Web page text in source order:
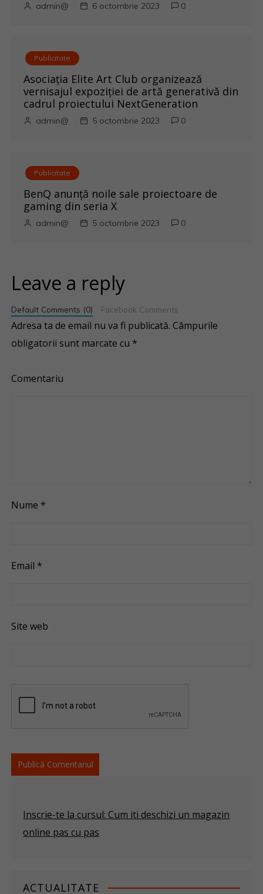
admin@ 6 octombrie 2023 0
Publicitate
Asociația Elite Art Club organizează
vernisajul expoziției de artă generativă din
cadrul proiectului NextGeneration
admin@ 5 octombrie 2023 0
Publicitate
BenQ anunţă noile sale proiectoare de
gaming din seria X
admin@ 5 octombrie 2023 0
Leave a reply
Default Comments (0) Facebook Comments
Adresa ta de email nu va fi publicată. Câmpurile
obligatorii sunt marcate cu *
Comentariu
Nume *
Email *
Site web
Inscrie-te la cursul: Cum iti deschizi un magazin
online pas cu pas
ACTUALITATE